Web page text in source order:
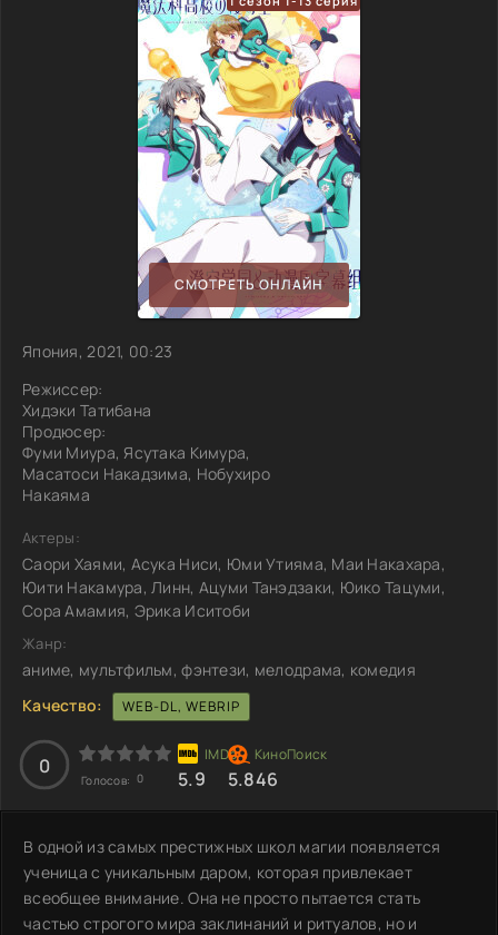
СМОТРЕТЬ ОНЛАЙН
Япония, 2021, 00:23
Режиссер:
Хидэки Татибана
Продюсер:
Фуми Миура, Ясутака Кимура,
Масатоси Накадзима, Нобухиро
Накаяма
Актеры:
Саори Хаями, Асука Ниси, Юми Утияма, Маи Накахара,
Юити Накамура, Линн, Ацуми Танэдзаки, Юико Тацуми,
Сора Амамия, Эрика Иситоби
Жанр:
аниме, мультфильм, фэнтези, мелодрама, комедия
Качество:
WEB-DL, WEBRIP
0
Голосов: 0 5.9 5.846
В одной из самых престижных школ магии появляется
ученица с уникальным даром, которая привлекает
всеобщее внимание. Она не просто пытается стать
частью строгого мира заклинаний и ритуалов, но и